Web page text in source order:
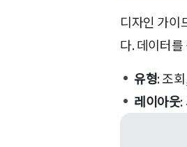
디자인 가이
다. 데이터
유형: 조
레이아웃: